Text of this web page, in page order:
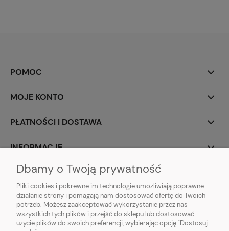
POMOC
MOJE KONTO
PŁATNOŚCI I DOSTAWA
INFORMACJE
O NAS
ZLARO| ul. Fiołkowa 9, 31-457 Kraków, woj. małopolskie | E-mail:
Dbamy o Twoją prywatność
Pliki cookies i pokrewne im technologie umożliwiają poprawne
działanie strony i pomagają nam dostosować ofertę do Twoich
potrzeb. Możesz zaakceptować wykorzystanie przez nas
wszystkich tych plików i przejść do sklepu lub dostosować
użycie plików do swoich preferencji, wybierając opcję "Dostosuj